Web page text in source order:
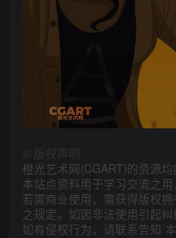
版权声明
橙光艺术网(CGART)的资源
本站点资料用于学习交流之用
若需商业使用，需获得版权
之规定。如因非法使用引起纠
如有侵权行为，请联系告知